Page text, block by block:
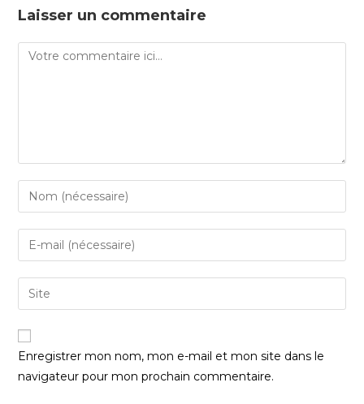
Laisser un commentaire
Enregistrer mon nom, mon e-mail et mon site dans le
navigateur pour mon prochain commentaire.